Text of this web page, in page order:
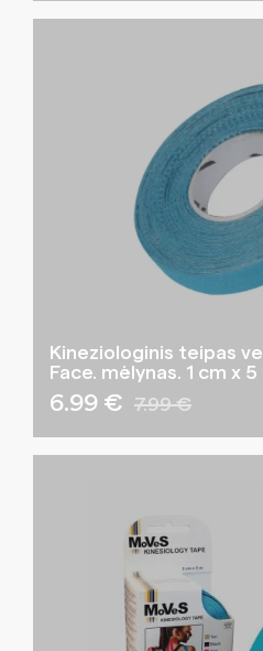
Kineziologinis teipas
Face. mėlynas. 1 cm x 5
6.99 € 7.99 €